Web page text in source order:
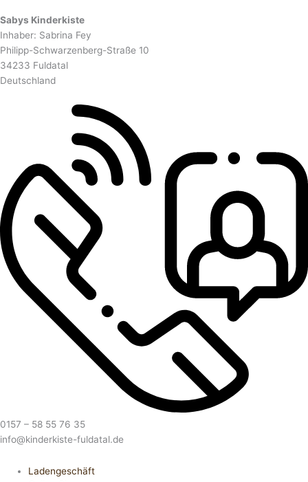
Sabys Kinderkiste
Inhaber: Sabrina Fey
Philipp-Schwarzenberg-Straße 10
34233 Fuldatal
Deutschland
0157 – 58 55 76 35
info@kinderkiste-fuldatal.de
Ladengeschäft